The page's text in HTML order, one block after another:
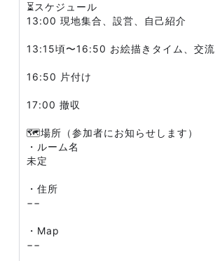
⏳スケジュール
13:00 現地集合、設営、自己紹介
13:15頃〜16:50 お絵描きタイム、交流
16:50 片付け
17:00 撤収
🗺場所（参加者にお知らせします）
・ルーム名
未定
・住所
−−
・Map
−−